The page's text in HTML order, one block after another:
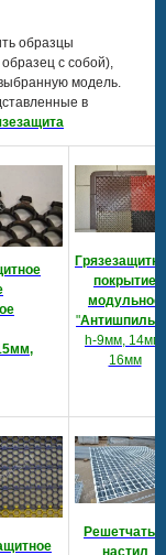
образцы
с собой),
модель.
в
покрытие
модульное
"
h-9мм, 14мм,
16мм
Решетчатый
настил